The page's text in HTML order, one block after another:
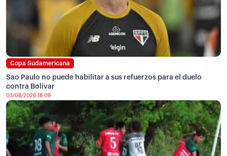
Copa Sudamericana
Sao Paulo no puede habilitar a sus refuerzos para el duelo
contra Bolívar
03/08/2026 18:09